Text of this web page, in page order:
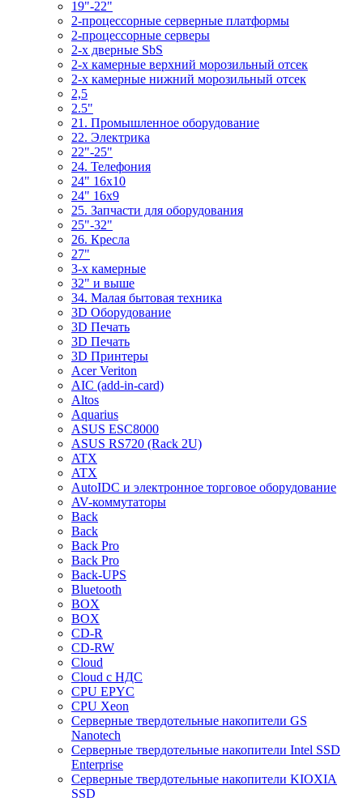
19"-22"
2-процессорные серверные платформы
2-процессорные серверы
2-х дверные SbS
2-х камерные верхний морозильный отсек
2-х камерные нижний морозильный отсек
2,5
2.5"
21. Промышленное оборудование
22. Электрика
22"-25"
24. Телефония
24" 16x10
24" 16x9
25. Запчасти для оборудования
25"-32"
26. Кресла
27"
3-x камерные
32" и выше
34. Малая бытовая техника
3D Оборудование
3D Печать
3D Печать
3D Принтеры
Acer Veriton
AIC (add-in-card)
Altos
Aquarius
ASUS ESC8000
ASUS RS720 (Rack 2U)
ATX
ATX
AutoIDC и электронное торговое оборудование
AV-коммутаторы
Back
Back
Back Pro
Back Pro
Back-UPS
Bluetooth
BOX
BOX
CD-R
CD-RW
Cloud
Cloud с НДС
CPU EPYC
CPU Xeon
Cерверные твердотельные накопители GS
Nanotech
Cерверные твердотельные накопители Intel SSD
Enterprise
Cерверные твердотельные накопители KIOXIA
SSD